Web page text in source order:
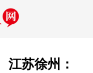
江苏徐州：